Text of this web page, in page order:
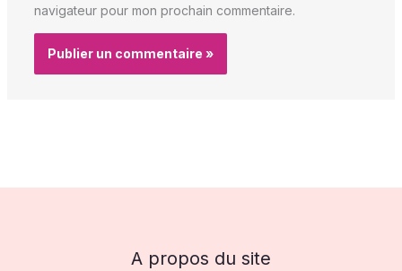
navigateur pour mon prochain commentaire.
A propos du site